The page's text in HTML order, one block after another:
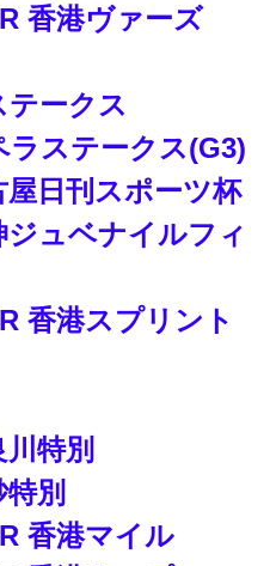
香港ヴァーズ
テークス
ラステークス(G3)
屋日刊スポーツ杯
ジュベナイルフィ
香港スプリント
特別
別
香港マイル